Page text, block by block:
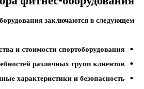
заключаются в следующем:
и стоимости спортоборудования;
различных групп клиентов;
характеристики и безопасность.